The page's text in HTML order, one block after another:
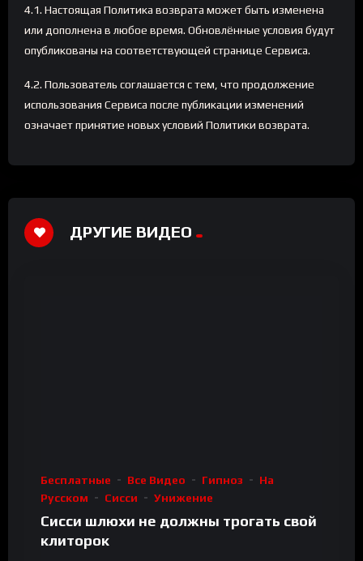
4.1. Настоящая Политика возврата может быть изменена
или дополнена в любое время. Обновлённые условия будут
опубликованы на соответствующей странице Сервиса.
4.2. Пользователь соглашается с тем, что продолжение
использования Сервиса после публикации изменений
означает принятие новых условий Политики возврата.
ДРУГИЕ ВИДЕО
Бесплатные Все Видео Гипноз
На
Русском
Сисси Унижение
Сисси шлюхи не должны трогать свой
клиторок